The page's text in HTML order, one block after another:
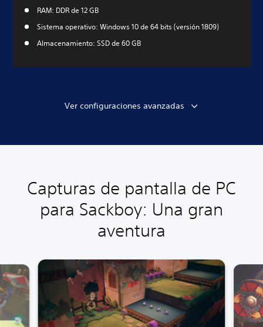
RAM: DDR de 12 GB
Sistema operativo: Windows 10 de 64 bits (versión 1809)
Almacenamiento: SSD de 60 GB
Ver configuraciones avanzadas
Capturas de pantalla de PC
para Sackboy: Una gran
aventura